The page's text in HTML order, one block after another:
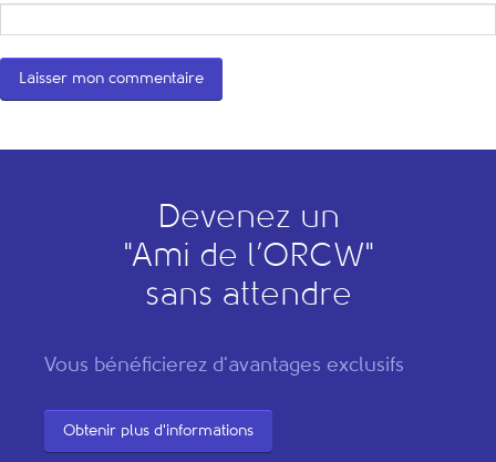
Devenez un
"Ami de l’ORCW"
sans attendre
Vous bénéficierez d'avantages exclusifs
Obtenir plus d'informations